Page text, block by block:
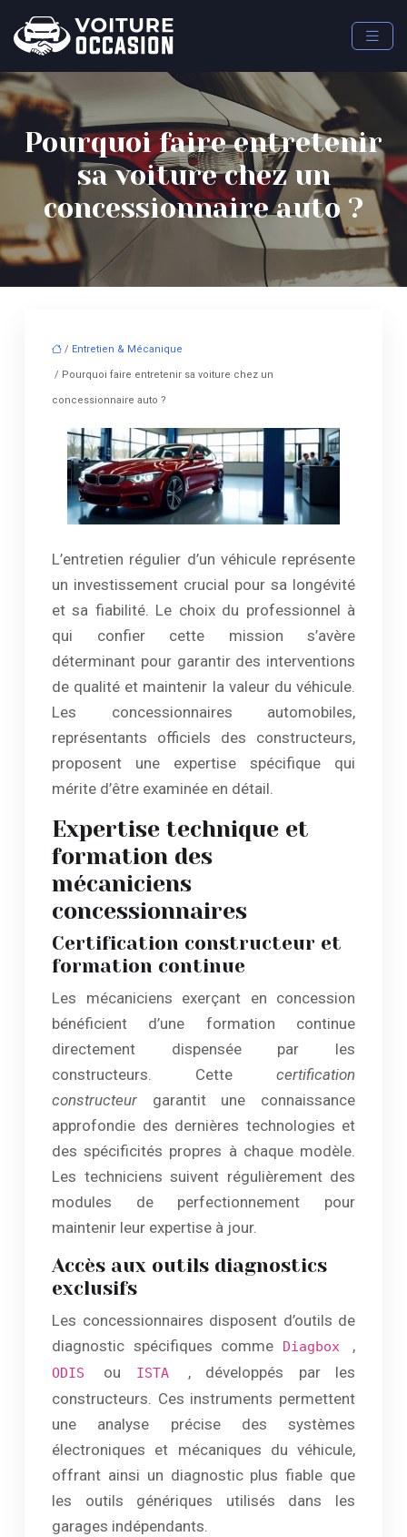
Pourquoi faire entretenir
sa voiture chez un
concessionnaire auto ?
/ Entretien & Mécanique
/ Pourquoi faire entretenir sa voiture chez un
concessionnaire auto ?
L’entretien régulier d’un véhicule représente
un investissement crucial pour sa longévité
et sa fiabilité. Le choix du professionnel à
qui confier cette mission s’avère
déterminant pour garantir des interventions
de qualité et maintenir la valeur du véhicule.
Les concessionnaires automobiles,
représentants officiels des constructeurs,
proposent une expertise spécifique qui
mérite d’être examinée en détail.
Expertise technique et
formation des
mécaniciens
concessionnaires
Certification constructeur et
formation continue
Les mécaniciens exerçant en concession
bénéficient d’une formation continue
directement dispensée par les
constructeurs. Cette certification
constructeur garantit une connaissance
approfondie des dernières technologies et
des spécificités propres à chaque modèle.
Les techniciens suivent régulièrement des
modules de perfectionnement pour
maintenir leur expertise à jour.
Accès aux outils diagnostics
exclusifs
Les concessionnaires disposent d’outils de
diagnostic spécifiques comme
Diagbox ,
ODIS ou ISTA , développés par les
constructeurs. Ces instruments permettent
une analyse précise des systèmes
électroniques et mécaniques du véhicule,
offrant ainsi un diagnostic plus fiable que
les outils génériques utilisés dans les
garages indépendants.